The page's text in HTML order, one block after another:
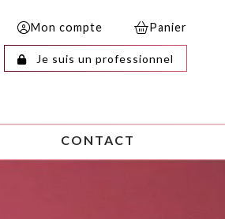
Mon compte Panier
Je suis un professionnel
CONTACT